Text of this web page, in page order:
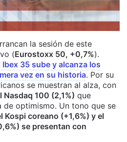
la sesión de este
(Eurostoxx 50, +0,7%).
Ibex 35 sube y alcanza los
vez en su historia. Por su
se muestran al alza, con
Nasdaq 100 (2,1%) que
de optimismo. Un tono que se
Kospi coreano (+1,6%) y el
se presentan con